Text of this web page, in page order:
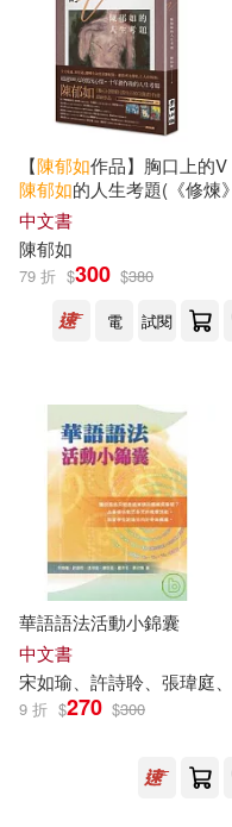
【陳郁如作品】胸口上的V
陳郁如的人生考題(《修煉》
《長生石的守護者》作者獻
所有掙扎之人的祝福)
中文書
陳郁如
79 折 $300 $380
電
試閱
華語語法活動小錦囊
中文書
宋如瑜、許詩聆、張瑋庭、
9 折 $270 $300